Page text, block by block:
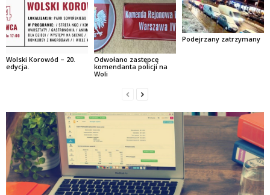
Wolski Korowód – 20.
edycja.
Odwołano zastępcę
komendanta policji na
Woli
Podejrzany zatrzymany